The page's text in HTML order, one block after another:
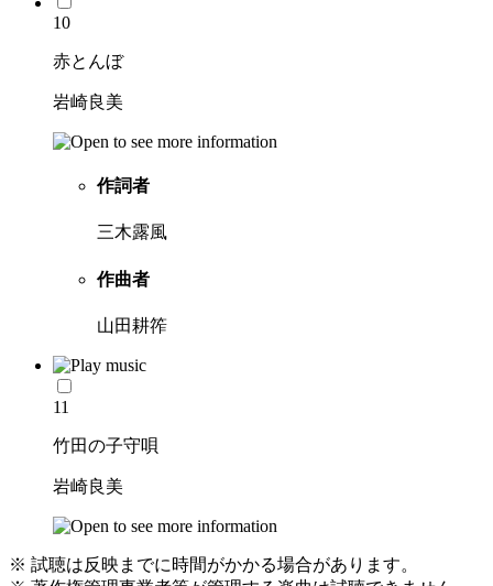
10
赤とんぼ
岩崎良美
作詞者
三木露風
作曲者
山田耕筰
11
竹田の子守唄
岩崎良美
※ 試聴は反映までに時間がかかる場合があります。